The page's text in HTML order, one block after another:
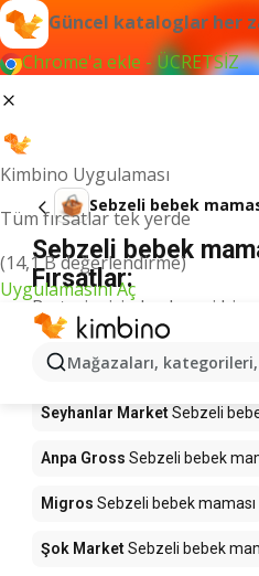
Güncel kataloglar her
Chrome'a ekle - ÜCRETSİZ
Kimbino Uygulaması
Tüm fırsatlar tek yerde
(14,1 B değerlendirme)
Uygulamasını Aç
Mağazaları,
Sebzeli bebek
Sebzeli bebek
Fırsatlar:
Bu terim için herhangi bir
Sebzeli bebek
nereden alınır?
Seyhanlar MarketSebzeli
Anpa Gross Sebzeli bebek
Migros Sebzeli bebek maması
Şok MarketSebzeli bebek